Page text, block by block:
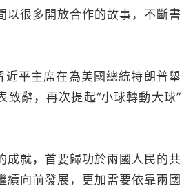
以很多開放合作的故事，不斷書
平主席在為美國總統特朗普舉
致辭，再次提起“小球轉動大球”
就，首要歸功於兩國人民的共
續向前發展，更加需要依靠兩國